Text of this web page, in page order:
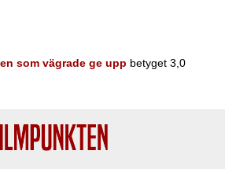
som vägrade ge upp betyget 3,0